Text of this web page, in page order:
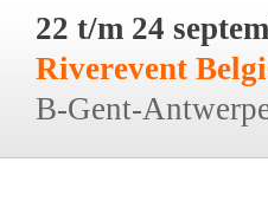
22 t/m 24
Riverevent
B-Gent-